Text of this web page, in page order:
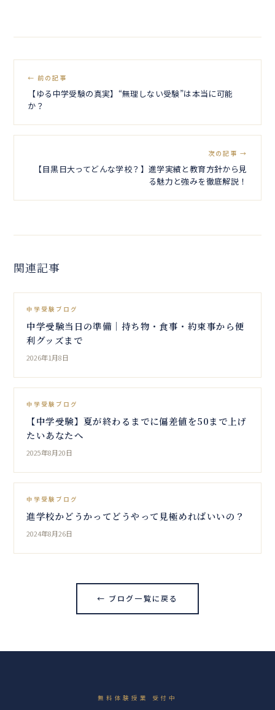
← 前の記事
【ゆる中学受験の真実】“無理しない受験”は本当に可能
か？
次の記事 →
【目黒日大ってどんな学校？】進学実績と教育方針から見
る魅力と強みを徹底解説！
関連記事
中学受験ブログ
中学受験当日の準備│持ち物・食事・約束事から便
利グッズまで
2026年1月8日
中学受験ブログ
【中学受験】夏が終わるまでに偏差値を50まで上げ
たいあなたへ
2025年8月20日
中学受験ブログ
進学校かどうかってどうやって見極めればいいの？
2024年8月26日
← ブログ一覧に戻る
無料体験授業 受付中